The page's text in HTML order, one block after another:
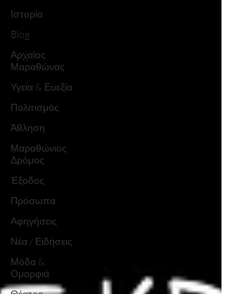
Ιστορία
Blog
Αρχαίος
Μαραθώνας
Υγεία & Ευεξία
Πολιτισμός
Άθληση
Μαραθώνιος
Δρόμος
Έξοδος
Πρόσωπα
Αφηγήσεις
Νέα / Ειδήσεις
Μόδα &
Ομορφιά